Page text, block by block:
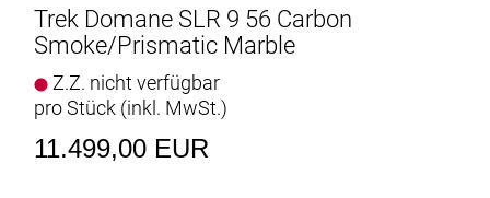
treten kannst.
Das neue Domane Carbon ist aufgrund der
aerodynamischen Verbesserungen und seiner
ultraleichten Konstruktion schneller als je zuvor und
konnte bereits auf den berühmt-berüchtigten
Trek Domane SLR 9 56 Carbon
Smoke/Prismatic Marble
Z.Z. nicht verfügbar
pro Stück (inkl. MwSt.)
11.499,00 EUR